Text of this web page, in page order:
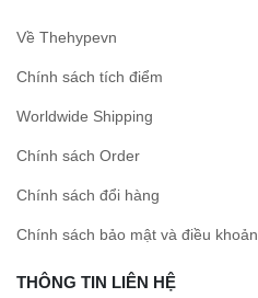
Về Thehypevn
Chính sách tích điểm
Worldwide Shipping
Chính sách Order
Chính sách đổi hàng
Chính sách bảo mật và điều khoản
THÔNG TIN LIÊN HỆ